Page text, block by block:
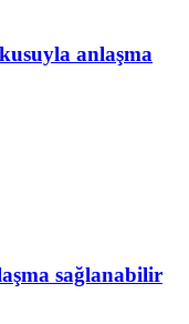
anlaşma
sağlanabilir